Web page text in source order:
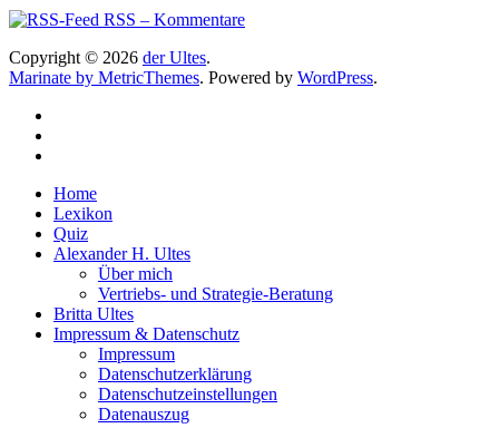
RSS – Kommentare
Copyright © 2026 der Ultes.
Marinate by MetricThemes. Powered by WordPress.
Home
Lexikon
Quiz
Alexander H. Ultes
Über mich
Vertriebs- und Strategie-Beratung
Britta Ultes
Impressum & Datenschutz
Impressum
Datenschutzerklärung
Datenschutzeinstellungen
Datenauszug